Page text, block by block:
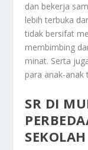
dan bekerja
lebih terbuka
tidak bersifat
membimbing
minat. Serta
para anak-
SR DI